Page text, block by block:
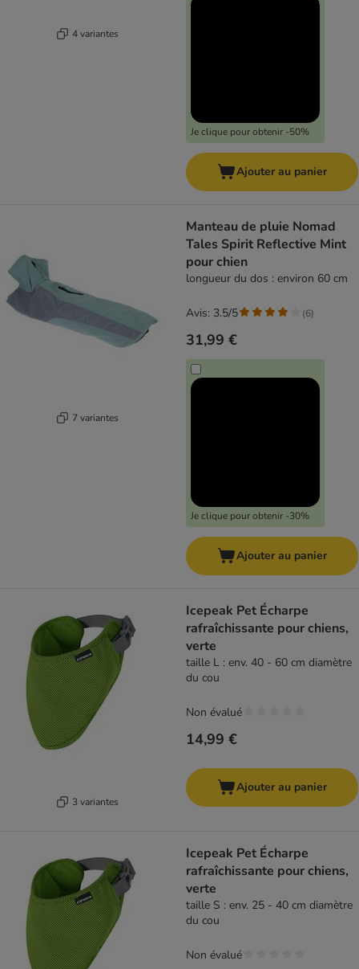
4 variantes
Je clique pour obtenir -50%
Ajouter au panier
7 variantes
Manteau de pluie Nomad
Tales Spirit Reflective Mint
pour chien
longueur du dos : environ 60 cm
31,99 €
Je clique pour obtenir -30%
Avis: 3.5/5 (6)
Ajouter au panier
3 variantes
Icepeak Pet Écharpe
rafraîchissante pour chiens,
verte
taille L : env. 40 - 60 cm diamètre
du cou
14,99 €
Non évalué
Ajouter au panier
Icepeak Pet Écharpe
rafraîchissante pour chiens,
verte
taille S : env. 25 - 40 cm diamètre
du cou
Non évalué